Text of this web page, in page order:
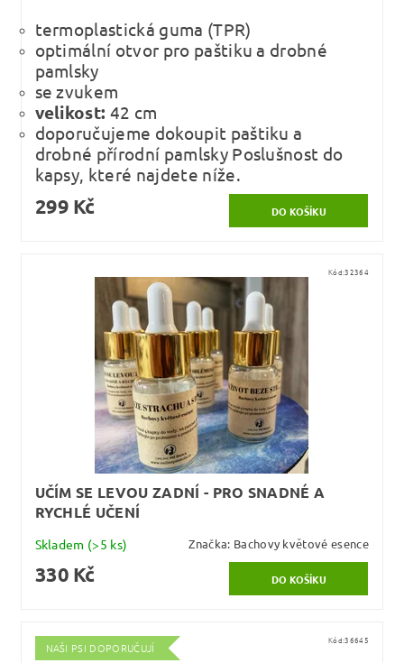
termoplastická guma (TPR)
optimální otvor pro paštiku a drobné
pamlsky
se zvukem
velikost: 42 cm
doporučujeme dokoupit paštiku a
drobné přírodní pamlsky Poslušnost do
kapsy, které najdete níže.
299 Kč
Kód:32364
UČÍM SE LEVOU ZADNÍ - PRO SNADNÉ A
RYCHLÉ UČENÍ
Skladem (>5 ks) Značka: Bachovy květové esence
330 Kč
NAŠI PSI DOPORUČUJÍ
Kód:36645